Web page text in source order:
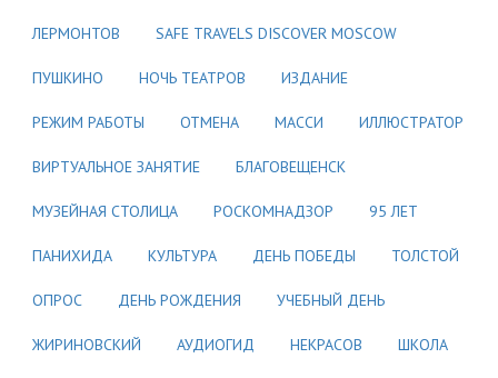
ЛЕРМОНТОВ SAFE TRAVELS DISCOVER MOSCOW
ПУШКИНО НОЧЬ ТЕАТРОВ ИЗДАНИЕ
РЕЖИМ РАБОТЫ ОТМЕНА МАССИ ИЛЛЮСТРАТОР
ВИРТУАЛЬНОЕ ЗАНЯТИЕ БЛАГОВЕЩЕНСК
МУЗЕЙНАЯ СТОЛИЦА РОСКОМНАДЗОР 95 ЛЕТ
ПАНИХИДА КУЛЬТУРА ДЕНЬ ПОБЕДЫ ТОЛСТОЙ
ОПРОС ДЕНЬ РОЖДЕНИЯ УЧЕБНЫЙ ДЕНЬ
ЖИРИНОВСКИЙ АУДИОГИД НЕКРАСОВ ШКОЛА